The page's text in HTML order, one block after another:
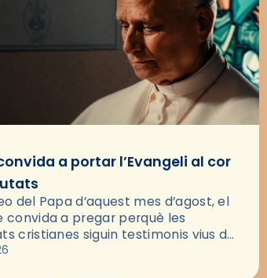
a portar l’Evangeli al cor
del Papa d’aquest mes d’agost, el
convida a pregar perquè les
cristianes siguin testimonis vius de
enmig de les ciutats. A través d’una